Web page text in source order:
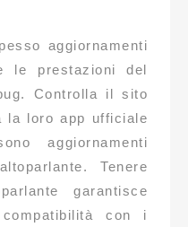
aggiornamenti
le prestazioni del
Controlla il sito
la loro app ufficiale
aggiornamenti
Tenere
garantisce
con i